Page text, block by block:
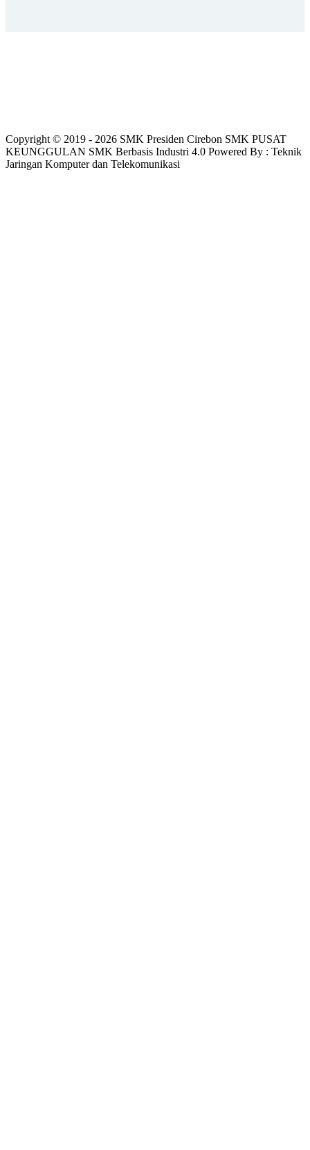
Copyright © 2019 - 2026 SMK Presiden Cirebon SMK PUSAT
KEUNGGULAN SMK Berbasis Industri 4.0 Powered By : Teknik
Jaringan Komputer dan Telekomunikasi